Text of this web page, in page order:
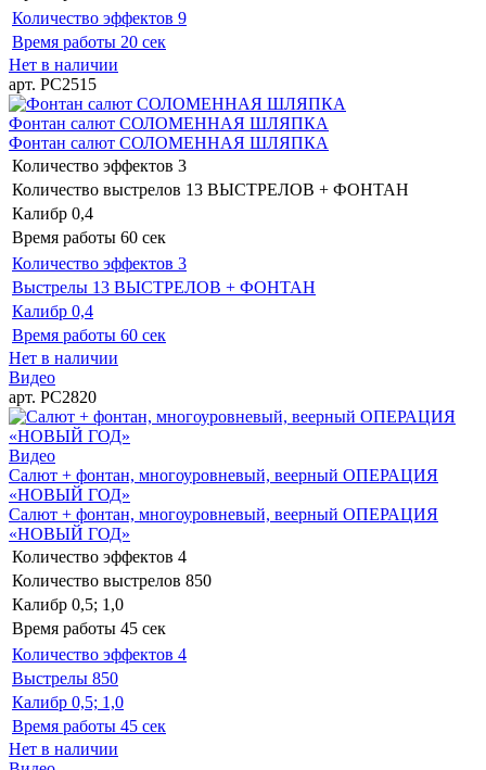
Количество эффектов 9
Время работы 20 сек
Нет в наличии
арт. РС2515
Фонтан салют СОЛОМЕННАЯ ШЛЯПКА
Фонтан салют СОЛОМЕННАЯ ШЛЯПКА
Количество эффектов 3
Количество выстрелов 13 ВЫСТРЕЛОВ + ФОНТАН
Калибр 0,4
Время работы 60 сек
Количество эффектов 3
Выстрелы 13 ВЫСТРЕЛОВ + ФОНТАН
Калибр 0,4
Время работы 60 сек
Нет в наличии
Видео
арт. РС2820
Видео
Салют + фонтан, многоуровневый, веерный ОПЕРАЦИЯ
«НОВЫЙ ГОД»
Салют + фонтан, многоуровневый, веерный ОПЕРАЦИЯ
«НОВЫЙ ГОД»
Количество эффектов 4
Количество выстрелов 850
Калибр 0,5; 1,0
Время работы 45 сек
Количество эффектов 4
Выстрелы 850
Калибр 0,5; 1,0
Время работы 45 сек
Нет в наличии